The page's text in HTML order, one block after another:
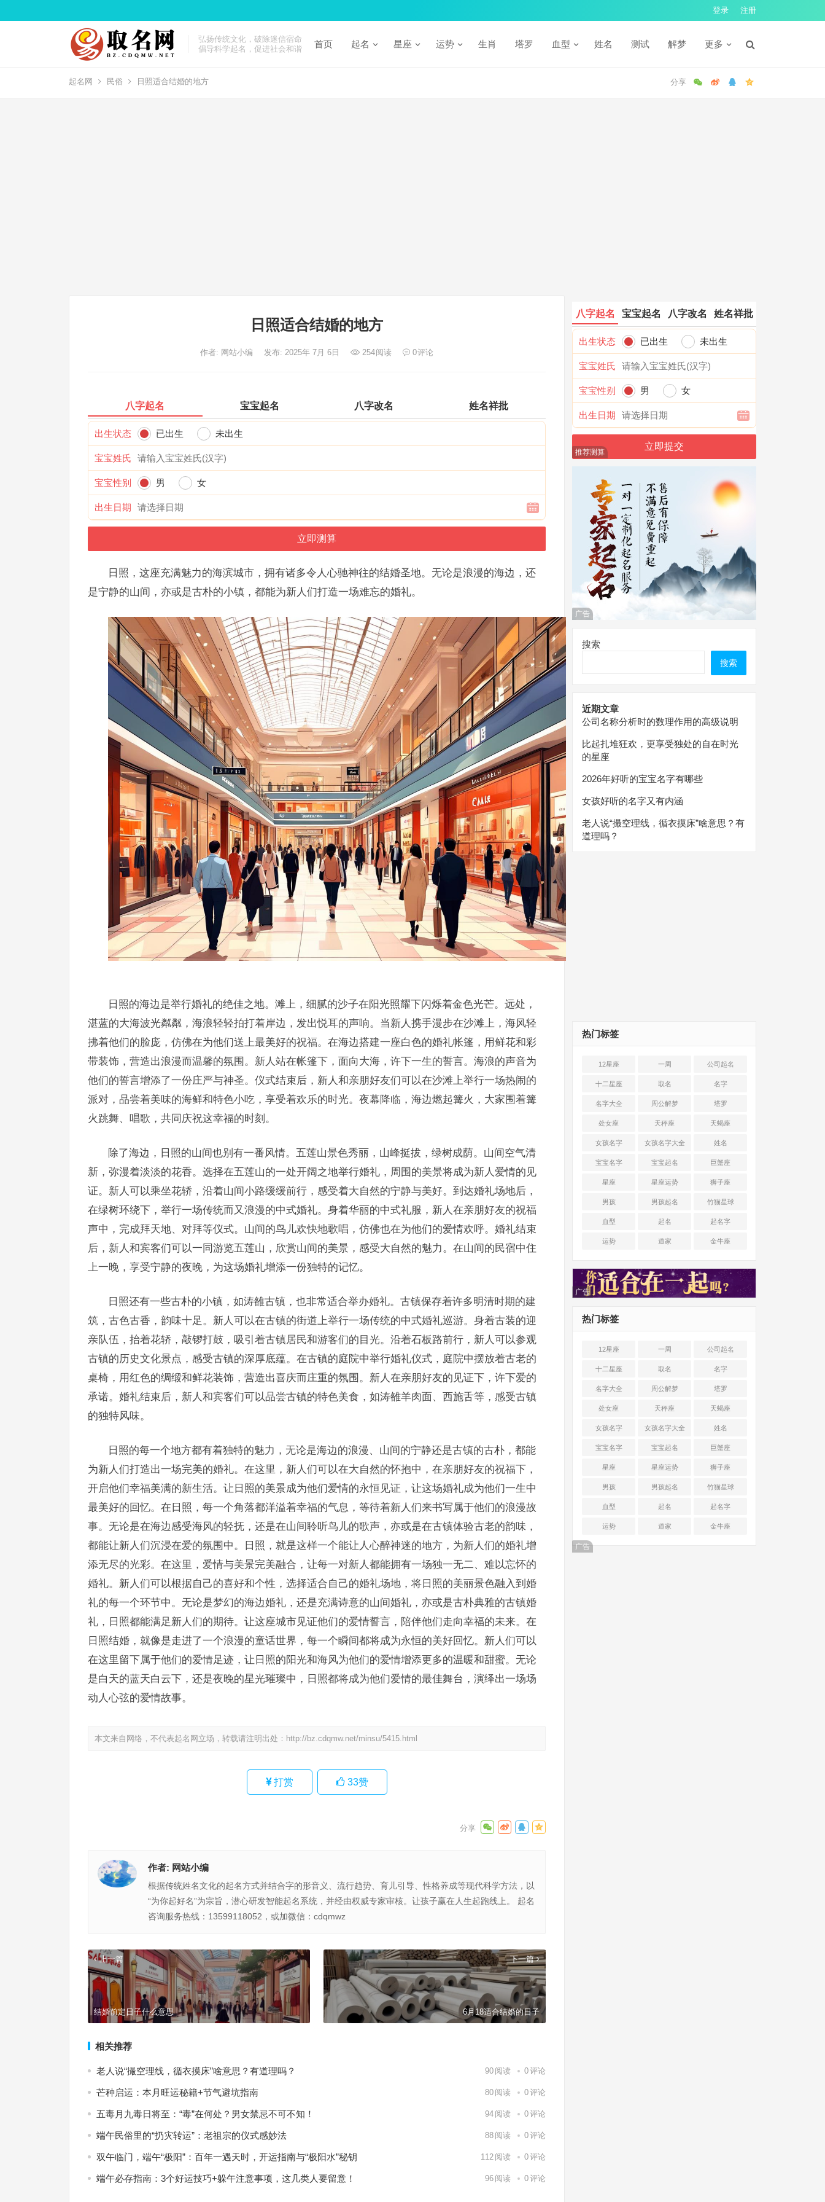
登录 注册
弘扬传统文化，破除迷信宿命
倡导科学起名，促进社会和谐
首页 起名 星座 运势 生肖 塔罗 血型 姓名 测试 解梦 更多
起名网 民俗 日照适合结婚的地方
日照适合结婚的地方
作者: 网站小编 发布: 2025年 7月 6日 254阅读 0评论
八字起名 宝宝起名 八字改名 姓名祥批
出生状态 已出生 未出生
宝宝姓氏
宝宝性别 男 女
出生日期
日照，这座充满魅力的海滨城市，拥有诸多令人心驰神往的结婚圣地。无论是浪漫的海边，还
是宁静的山间，亦或是古朴的小镇，都能为新人们打造一场难忘的婚礼。
日照的海边是举行婚礼的绝佳之地。滩上，细腻的沙子在阳光照耀下闪烁着金色光芒。远处，
湛蓝的大海波光粼粼，海浪轻轻拍打着岸边，发出悦耳的声响。当新人携手漫步在沙滩上，海风轻
拂着他们的脸庞，仿佛在为他们送上最美好的祝福。在海边搭建一座白色的婚礼帐篷，用鲜花和彩
带装饰，营造出浪漫而温馨的氛围。新人站在帐篷下，面向大海，许下一生的誓言。海浪的声音为
他们的誓言增添了一份庄严与神圣。仪式结束后，新人和亲朋好友们可以在沙滩上举行一场热闹的
派对，品尝着美味的海鲜和特色小吃，享受着欢乐的时光。夜幕降临，海边燃起篝火，大家围着篝
火跳舞、唱歌，共同庆祝这幸福的时刻。
除了海边，日照的山间也别有一番风情。五莲山景色秀丽，山峰挺拔，绿树成荫。山间空气清
新，弥漫着淡淡的花香。选择在五莲山的一处开阔之地举行婚礼，周围的美景将成为新人爱情的见
证。新人可以乘坐花轿，沿着山间小路缓缓前行，感受着大自然的宁静与美好。到达婚礼场地后，
在绿树环绕下，举行一场传统而又浪漫的中式婚礼。身着华丽的中式礼服，新人在亲朋好友的祝福
声中，完成拜天地、对拜等仪式。山间的鸟儿欢快地歌唱，仿佛也在为他们的爱情欢呼。婚礼结束
后，新人和宾客们可以一同游览五莲山，欣赏山间的美景，感受大自然的魅力。在山间的民宿中住
上一晚，享受宁静的夜晚，为这场婚礼增添一份独特的记忆。
日照还有一些古朴的小镇，如涛雒古镇，也非常适合举办婚礼。古镇保存着许多明清时期的建
筑，古色古香，韵味十足。新人可以在古镇的街道上举行一场传统的中式婚礼巡游。身着古装的迎
亲队伍，抬着花轿，敲锣打鼓，吸引着古镇居民和游客们的目光。沿着石板路前行，新人可以参观
古镇的历史文化景点，感受古镇的深厚底蕴。在古镇的庭院中举行婚礼仪式，庭院中摆放着古老的
桌椅，用红色的绸缎和鲜花装饰，营造出喜庆而庄重的氛围。新人在亲朋好友的见证下，许下爱的
承诺。婚礼结束后，新人和宾客们可以品尝古镇的特色美食，如涛雒羊肉面、西施舌等，感受古镇
的独特风味。
日照的每一个地方都有着独特的魅力，无论是海边的浪漫、山间的宁静还是古镇的古朴，都能
为新人们打造出一场完美的婚礼。在这里，新人们可以在大自然的怀抱中，在亲朋好友的祝福下，
开启他们幸福美满的新生活。让日照的美景成为他们爱情的永恒见证，让这场婚礼成为他们一生中
最美好的回忆。在日照，每一个角落都洋溢着幸福的气息，等待着新人们来书写属于他们的浪漫故
事。无论是在海边感受海风的轻抚，还是在山间聆听鸟儿的歌声，亦或是在古镇体验古老的韵味，
都能让新人们沉浸在爱的氛围中。日照，就是这样一个能让人心醉神迷的地方，为新人们的婚礼增
添无尽的光彩。在这里，爱情与美景完美融合，让每一对新人都能拥有一场独一无二、难以忘怀的
婚礼。新人们可以根据自己的喜好和个性，选择适合自己的婚礼场地，将日照的美丽景色融入到婚
礼的每一个环节中。无论是梦幻的海边婚礼，还是充满诗意的山间婚礼，亦或是古朴典雅的古镇婚
礼，日照都能满足新人们的期待。让这座城市见证他们的爱情誓言，陪伴他们走向幸福的未来。在
日照结婚，就像是走进了一个浪漫的童话世界，每一个瞬间都将成为永恒的美好回忆。新人们可以
在这里留下属于他们的爱情足迹，让日照的阳光和海风为他们的爱情增添更多的温暖和甜蜜。无论
是白天的蓝天白云下，还是夜晚的星光璀璨中，日照都将成为他们爱情的最佳舞台，演绎出一场场
动人心弦的爱情故事。
本文来自网络，不代表起名网立场，转载请注明出处： http://bz.cdqmw.net/minsu/5415.html
打赏 33赞
作者: 网站小编
根据传统姓名文化的起名方式并结合字的形音义、流行趋势、育儿引导、性格养成等现代科学方法，以
“为你起好名”为宗旨，潜心研发智能起名系统，并经由权威专家审核。让孩子赢在人生起跑线上。 起名
咨询服务热线：13599118052，或加微信：cdqmwz
上一篇
结婚前定日子什么意思
下一篇
6月18适合结婚的日子
相关推荐
老人说“撮空理线，循衣摸床”啥意思？有道理吗？ 90 阅读 0评论
芒种启运：本月旺运秘籍+节气避坑指南 80 阅读 0评论
五毒月九毒日将至：“毒”在何处？男女禁忌不可不知！ 94 阅读 0评论
端午民俗里的“扔灾转运”：老祖宗的仪式感妙法 88 阅读 0评论
双午临门，端午“极阳”：百年一遇天时，开运指南与“极阳水”秘钥 112 阅读 0评论
端午必存指南：3个好运技巧+躲午注意事项，这几类人要留意！ 96 阅读 0评论
八字起名 宝宝起名 八字改名 姓名祥批
出生状态 已出生 未出生
宝宝姓氏
宝宝性别 男 女
出生日期
推荐测算
广告
搜索
搜索
近期文章
公司名称分析时的数理作用的高级说明
比起扎堆狂欢，更享受独处的自在时光
的星座
2026年好听的宝宝名字有哪些
女孩好听的名字又有内涵
老人说“撮空理线，循衣摸床”啥意思？有
道理吗？
热门标签
12星座 一周 公司起名
十二星座 取名 名字
名字大全 周公解梦 塔罗
处女座 天秤座 天蝎座
女孩名字 女孩名字大全 姓名
宝宝名字 宝宝起名 巨蟹座
星座 星座运势 狮子座
男孩 男孩起名 竹猫星球
血型 起名 起名字
运势 道家 金牛座
广告
热门标签
12星座 一周 公司起名
十二星座 取名 名字
名字大全 周公解梦 塔罗
处女座 天秤座 天蝎座
女孩名字 女孩名字大全 姓名
宝宝名字 宝宝起名 巨蟹座
星座 星座运势 狮子座
男孩 男孩起名 竹猫星球
血型 起名 起名字
运势 道家 金牛座
广告